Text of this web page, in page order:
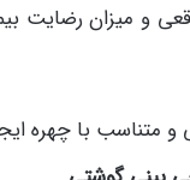
و میزان رضایت
متناسب با چهره